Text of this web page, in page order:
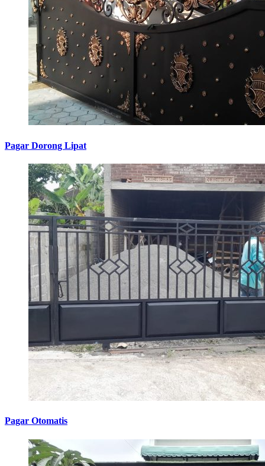
Pagar Dorong Lipat
Pagar Otomatis